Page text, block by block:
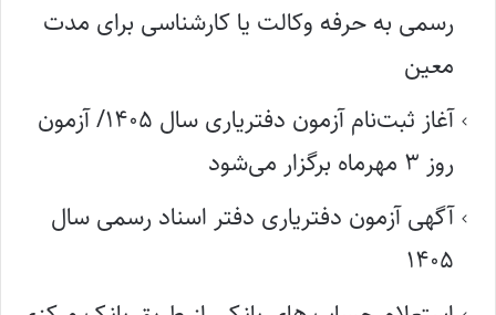
رسمی به حرفه وکالت یا کارشناسی برای مدت
معین
آغاز ثبت‌نام آزمون دفتریاری سال ۱۴۰۵/ آزمون
روز ۳ مهرماه برگزار می‌شود
آگهی آزمون دفتریاری دفتر اسناد رسمی سال
۱۴۰۵